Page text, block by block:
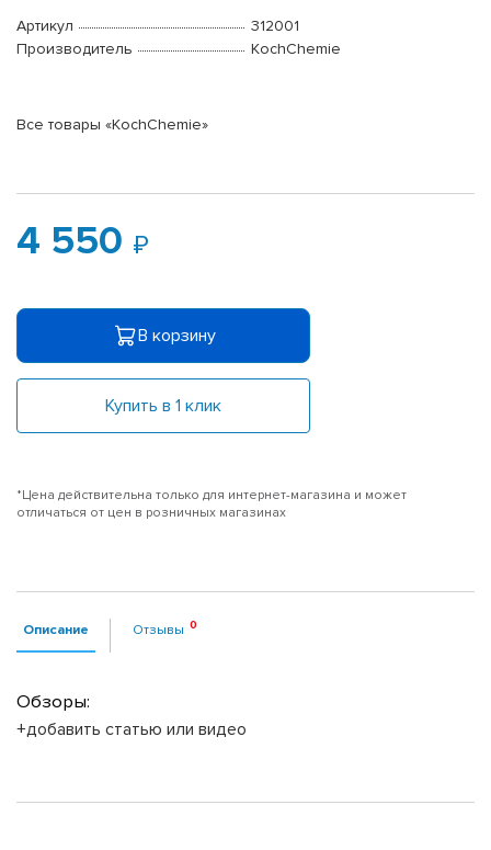
Артикул
312001
Производитель
KochChemie
Все товары «KochChemie»
4 550
В корзину
Купить в 1 клик
*Цена действительна только для интернет-магазина и может
отличаться от цен в розничных магазинах
Описание Отзывы
Обзоры:
+добавить статью или видео